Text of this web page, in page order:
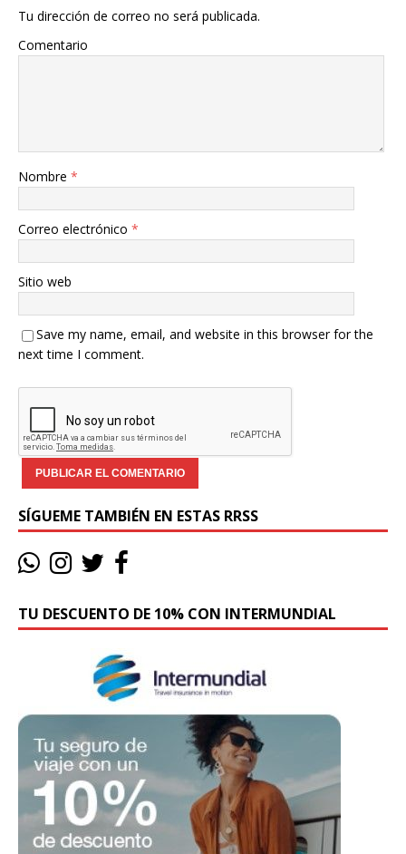
Tu dirección de correo no será publicada.
Comentario
Nombre *
Correo electrónico *
Sitio web
Save my name, email, and website in this browser for the
next time I comment.
SÍGUEME TAMBIÉN EN ESTAS RRSS
TU DESCUENTO DE 10% CON INTERMUNDIAL